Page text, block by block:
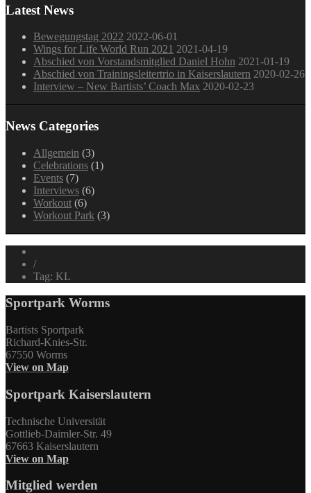
Latest News
Bewegungstag 2022 2022-06-01
Wings for Life World Run 2021 2021-04-19
Abschied von Vorstandsmitglied Daniel Hohn 2021-01-19
Abschied von Trainingsleitertrio in Kaiserslautern 2020-02-26
Interview – New Bartists’ Coach Max 2020-02-23
News Categories
Allgemein (3)
Celebrations (1)
Events (7)
Interviews (6)
Workout (6)
Workout Park (3)
/
Tag: KL
Sportpark Worms
Bartists Sportpark
Richard-Knies-Str.
67550 Worms
View on Map
Sportpark Kaiserslautern
Technische Universität
Gottlieb-Daimler-Str. 49
67663 Kaiserslautern
View on Map
Mitglied werden